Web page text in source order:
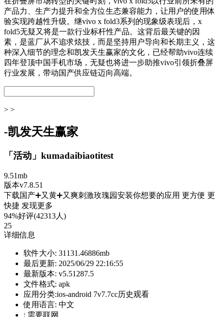
产品力、生产力提升和全方位生态兼容能力，让用户的使用体
验实现跨越性升级。继vivo x fold3系列的现象级表现后，x
fold5无疑又将是一款行业标杆性产品。这背后最关键的因
素，是蓝厂从不追求炫技，而是坚持用户导向和长期主义，这
种深入细节的理念和凯发天生赢家的文化，已经帮助vivo连续
四年登顶中国手机市场，无疑也将进一步助推vivo引领折叠屏
行业发展，带动国产供应链迈向高端。
> >
-凯发天生赢家
「活动」kumadaibiaotitest
9.51mb
版本v7.8.51
下载国产➕又黄➕又爽刺激玫瑰园安装你想要的应用 更方便 更
快捷 发现更多
94%好评(42313人)
25
详细信息
软件大小: 31131.46886mb
最后更新: 2025/06/29 22:16:55
最新版本: v5.51287.5
文件格式: apk
应用分类:ios-android 7v7.7cc历史观看
使用语言: 中文
: 需要联网